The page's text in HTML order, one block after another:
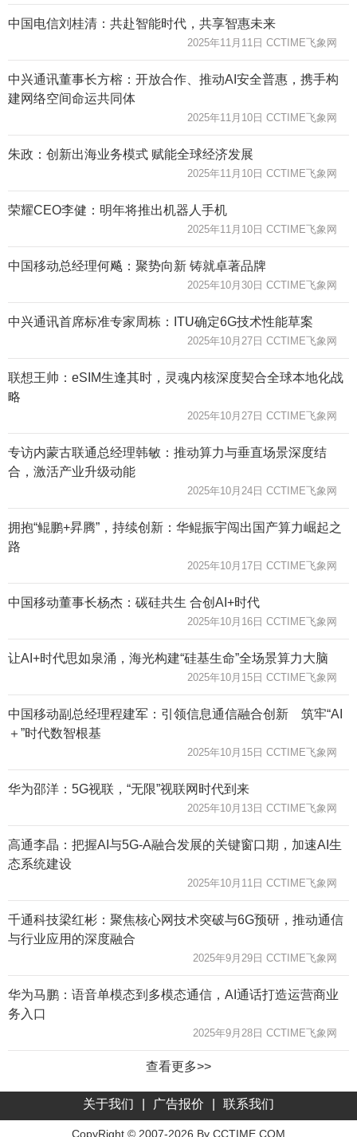
中国电信刘桂清：共赴智能时代，共享智惠未来
2025年11月11日 CCTIME飞象网
中兴通讯董事长方榕：开放合作、推动AI安全普惠，携手构
建网络空间命运共同体
2025年11月10日 CCTIME飞象网
朱政：创新出海业务模式 赋能全球经济发展
2025年11月10日 CCTIME飞象网
荣耀CEO李健：明年将推出机器人手机
2025年11月10日 CCTIME飞象网
中国移动总经理何飚：聚势向新 铸就卓著品牌
2025年10月30日 CCTIME飞象网
中兴通讯首席标准专家周栋：ITU确定6G技术性能草案
2025年10月27日 CCTIME飞象网
联想王帅：eSIM生逢其时，灵魂内核深度契合全球本地化战
略
2025年10月27日 CCTIME飞象网
专访内蒙古联通总经理韩敏：推动算力与垂直场景深度结
合，激活产业升级动能
2025年10月24日 CCTIME飞象网
拥抱“鲲鹏+昇腾”，持续创新：华鲲振宇闯出国产算力崛起之
路
2025年10月17日 CCTIME飞象网
中国移动董事长杨杰：碳硅共生 合创AI+时代
2025年10月16日 CCTIME飞象网
让AI+时代思如泉涌，海光构建“硅基生命”全场景算力大脑
2025年10月15日 CCTIME飞象网
中国移动副总经理程建军：引领信息通信融合创新 筑牢“AI
＋”时代数智根基
2025年10月15日 CCTIME飞象网
华为邵洋：5G视联，“无限”视联网时代到来
2025年10月13日 CCTIME飞象网
高通李晶：把握AI与5G-A融合发展的关键窗口期，加速AI生
态系统建设
2025年10月11日 CCTIME飞象网
千通科技梁红彬：聚焦核心网技术突破与6G预研，推动通信
与行业应用的深度融合
2025年9月29日 CCTIME飞象网
华为马鹏：语音单模态到多模态通信，AI通话打造运营商业
务入口
2025年9月28日 CCTIME飞象网
查看更多>>
关于我们 广告报价 联系我们
CopyRight © 2007-2026 By CCTIME.COM